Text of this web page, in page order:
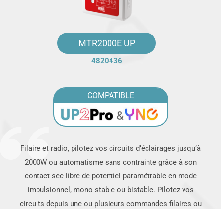
MTR2000E UP
4820436
COMPATIBLE
Filaire et radio, pilotez vos circuits d’éclairages jusqu’à
2000W ou automatisme sans contrainte grâce à son
contact sec libre de potentiel paramétrable en mode
impulsionnel, mono stable ou bistable. Pilotez vos
circuits depuis une ou plusieurs commandes filaires ou